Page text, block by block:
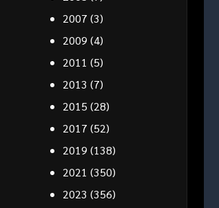
2007 (3)
2009 (4)
2011 (5)
2013 (7)
2015 (28)
2017 (52)
2019 (138)
2021 (350)
2023 (356)